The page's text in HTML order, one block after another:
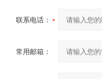
联系电话：
常用邮箱：